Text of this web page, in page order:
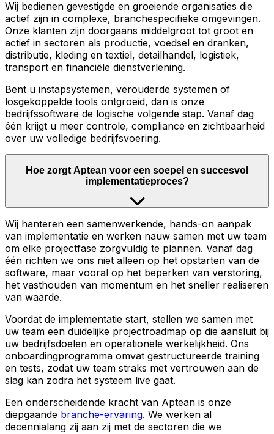
Wij bedienen gevestigde en groeiende organisaties die
actief zijn in complexe, branchespecifieke omgevingen.
Onze klanten zijn doorgaans middelgroot tot groot en
actief in sectoren als productie, voedsel en dranken,
distributie, kleding en textiel, detailhandel, logistiek,
transport en financiële dienstverlening.
Bent u instapsystemen, verouderde systemen of
losgekoppelde tools ontgroeid, dan is onze
bedrijfssoftware de logische volgende stap. Vanaf dag
één krijgt u meer controle, compliance en zichtbaarheid
over uw volledige bedrijfsvoering.
Hoe zorgt Aptean voor een soepel en succesvol
implementatieproces?
Wij hanteren een samenwerkende, hands-on aanpak
van implementatie en werken nauw samen met uw team
om elke projectfase zorgvuldig te plannen. Vanaf dag
één richten we ons niet alleen op het opstarten van de
software, maar vooral op het beperken van verstoring,
het vasthouden van momentum en het sneller realiseren
van waarde.
Voordat de implementatie start, stellen we samen met
uw team een duidelijke projectroadmap op die aansluit bij
uw bedrijfsdoelen en operationele werkelijkheid. Ons
onboardingprogramma omvat gestructureerde training
en tests, zodat uw team straks met vertrouwen aan de
slag kan zodra het systeem live gaat.
Een onderscheidende kracht van Aptean is onze
diepgaande branche-ervaring. We werken al
decennialang zij aan zij met de sectoren die we